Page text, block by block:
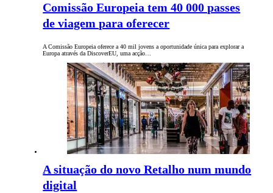
Comissão Europeia tem 40 000 passes
de viagem para oferecer
A Comissão Europeia oferece a 40 mil jovens a oportunidade única para explorar a
Europa através da DiscoverEU, uma acção…
A situação do novo Retalho num mundo
digital